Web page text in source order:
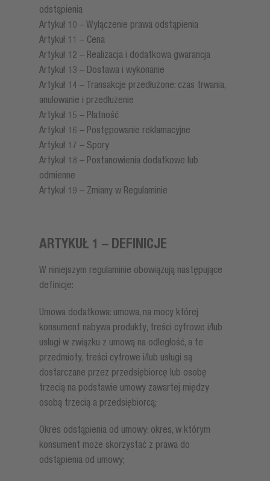
odstąpienia
Artykuł 10 – Wyłączenie prawa odstąpienia
Artykuł 11 – Cena
Artykuł 12 – Realizacja i dodatkowa gwarancja
Artykuł 13 – Dostawa i wykonanie
Artykuł 14 – Transakcje przedłużone: czas trwania,
anulowanie i przedłużenie
Artykuł 15 – Płatność
Artykuł 16 – Postępowanie reklamacyjne
Artykuł 17 – Spory
Artykuł 18 – Postanowienia dodatkowe lub
odmienne
Artykuł 19 – Zmiany w Regulaminie
ARTYKUŁ 1 – DEFINICJE
W niniejszym regulaminie obowiązują następujące
definicje:
Umowa dodatkowa: umowa, na mocy której
konsument nabywa produkty, treści cyfrowe i/lub
usługi w związku z umową na odległość, a te
przedmioty, treści cyfrowe i/lub usługi są
dostarczane przez przedsiębiorcę lub osobę
trzecią na podstawie umowy zawartej między
osobą trzecią a przedsiębiorcą;
Okres odstąpienia od umowy: okres, w którym
konsument może skorzystać z prawa do
odstąpienia od umowy;